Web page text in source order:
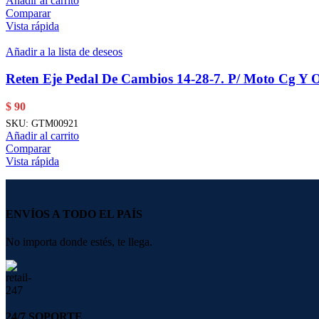
Comparar
Vista rápida
Añadir a la lista de deseos
Reten Eje Pedal De Cambios 14-28-7. P/ Moto Cg Y
$ 90
SKU: GTM00921
Añadir al carrito
Comparar
Vista rápida
ENVÍOS A TODO EL PAÍS
No importa donde estés, te llega.